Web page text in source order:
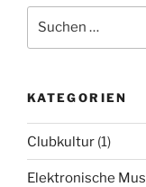
nach:
KATEGORIEN
Clubkultur (1)
Elektronische